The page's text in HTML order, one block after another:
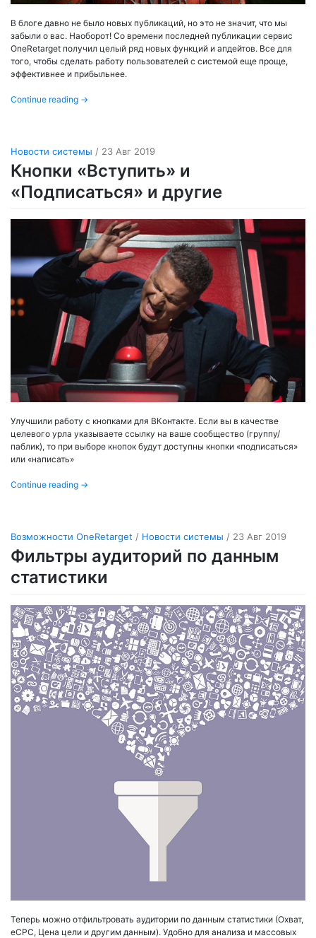
В блоге давно не было новых публикаций, но это не значит, что мы
забыли о вас. Наоборот! Со времени последней публикации сервис
OneRetarget получил целый ряд новых функций и апдейтов. Все для
того, чтобы сделать работу пользователей с системой еще проще,
эффективнее и прибыльнее.
Continue reading →
Новости системы / 23 Авг 2019
Кнопки «Вступить» и
«Подписаться» и другие
Улучшили работу с кнопками для ВКонтакте. Если вы в качестве
целевого урла указываете ссылку на ваше сообщество (группу/
паблик), то при выборе кнопок будут доступны кнопки «подписаться»
или «написать»
Continue reading →
Возможности OneRetarget / Новости системы / 23 Авг 2019
Фильтры аудиторий по данным
статистики
Теперь можно отфильтровать аудитории по данным статистики (Охват,
eCPC, Цена цели и другим данным). Удобно для анализа и массовых